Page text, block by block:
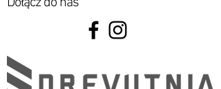
cała kolekcja gier i płyt CD .
Front szafki otwiera się przez
delikatne naciśnięcie.
Wykonana ręcznie z drewna